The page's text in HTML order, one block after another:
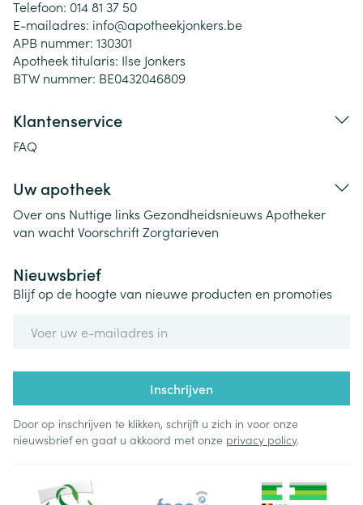
Telefoon: 014 81 37 50
E-mailadres: info@apotheekjonkers.be
APB nummer: 130301
Apotheek titularis: Ilse Jonkers
BTW nummer: BE0432046809
Klantenservice
FAQ
Uw apotheek
Over ons Nuttige links Gezondheidsnieuws Apotheker
van wachtVoorschriftZorgtarieven
Nieuwsbrief
Blijf op de hoogte van nieuwe producten en promoties
Inschrijven
Door op inschrijven te klikken, schrijft u zich in voor onze
nieuwsbrief en gaat u akkoord met onze privacy policy.